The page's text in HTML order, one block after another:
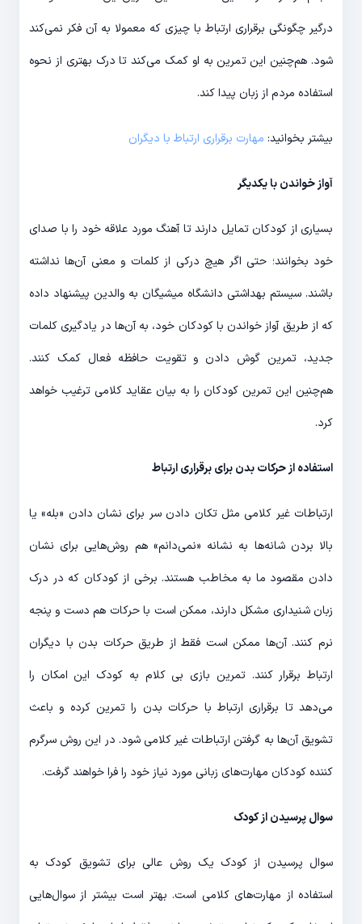
درگیر چگونگی برقراری ارتباط با چیزی که معمولا به آن فکر نمی‌کند
شود. هم‌چنین این تمرین به او کمک می‌کند تا درک بهتری از نحوه
استفاده مردم از زبان پیدا کند.
بیشتر بخوانید: مهارت برقراری ارتباط با دیگران
آواز خواندن با یکدیگر
بسیاری از کودکان تمایل دارند تا آهنگ مورد علاقه خود را با صدای
خود بخوانند؛ حتی اگر هیچ درکی از کلمات و معنی آن‌ها نداشته
باشند. سیستم بهداشتی دانشگاه میشیگان به والدین پیشنهاد داده
که از طریق آواز خواندن با کودکان خود، به آن‌ها در یادگیری کلمات
جدید، تمرین گوش دادن و تقویت حافظه فعال کمک کنند.
هم‌چنین این تمرین کودکان را به بیان عقاید کلامی ترغیب خواهد
کرد.
استفاده از حرکات بدن برای برقراری ارتباط
ارتباطات غیر کلامی مثل تکان دادن سر برای نشان دادن «بله» یا
بالا بردن شانه‌ها به نشانه «نمی‌دانم» هم روش‌هایی برای نشان
دادن مقصود ما به مخاطب هستند. برخی از کودکان که در درک
زبان شنیداری مشکل دارند، ممکن است با حرکات هم دست و پنجه
نرم کنند. آن‌ها ممکن است فقط از طریق حرکات بدن با دیگران
ارتباط برقرار کنند. تمرین بازی بی کلام به کودک این امکان را
می‌دهد تا برقراری ارتباط با حرکات بدن را تمرین کرده و باعث
تشویق آن‌ها به گرفتن ارتباطات غیر کلامی شود. در این روش سرگرم
کننده کودکان مهارت‌های زبانی مورد نیاز خود را فرا خواهند گرفت.
سوال پرسیدن از کودک
سوال پرسیدن از کودک یک روش عالی برای تشویق کودک به
استفاده از مهارت‌های کلامی است. بهتر است بیشتر از سوال‌هایی